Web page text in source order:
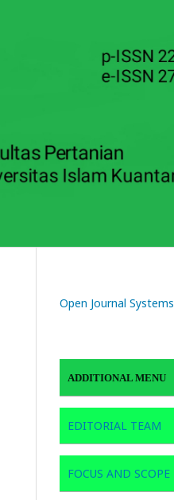
Open Journal Systems
ADDITIONAL MENU
EDITORIAL TEAM
FOCUS AND SCOPE